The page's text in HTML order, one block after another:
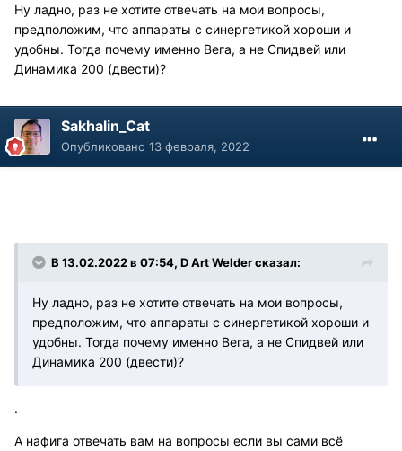
Ну ладно, раз не хотите отвечать на мои вопросы,
предположим, что аппараты с синергетикой хороши и
удобны. Тогда почему именно Вега, а не Спидвей или
Динамика 200 (двести)?
Sakhalin_Cat
Опубликовано 13 февраля, 2022
В 13.02.2022 в 07:54, D Art Welder сказал:
Ну ладно, раз не хотите отвечать на мои вопросы,
предположим, что аппараты с синергетикой хороши и
удобны. Тогда почему именно Вега, а не Спидвей или
Динамика 200 (двести)?
.
А нафига отвечать вам на вопросы если вы сами всё